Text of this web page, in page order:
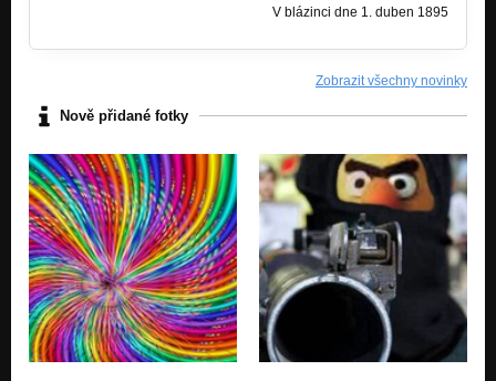
Nezařazeno
Nezařazeno
V blázinci dne 1. duben 1895
Zobrazit všechny novinky
Nově přidané fotky